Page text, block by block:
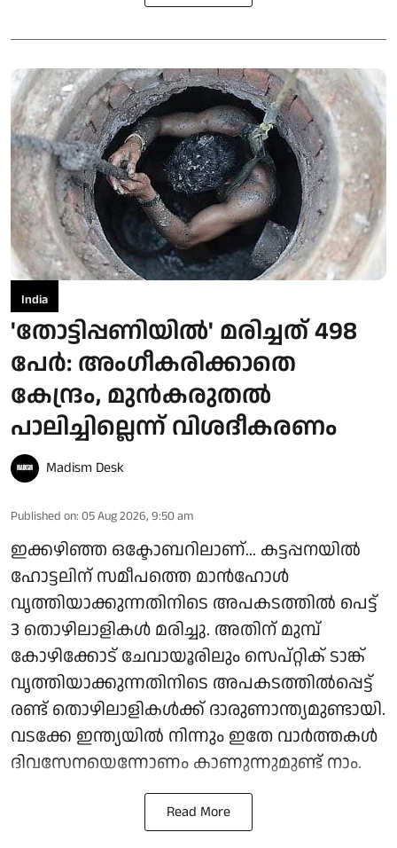
India
'തോട്ടിപ്പണിയിൽ' മരിച്ചത് 498
പേർ: അംഗീകരിക്കാതെ
കേന്ദ്രം, മുൻകരുതൽ
പാലിച്ചില്ലെന്ന് വിശദീകരണം
Madism Desk
Published on: 05 Aug 2026, 9:50 am
ഇക്കഴിഞ്ഞ ഒക്ടോബറിലാണ്... കട്ടപ്പനയിൽ
ഹോട്ടലിന് സമീപത്തെ മാൻഹോൾ
വൃത്തിയാക്കുന്നതിനിടെ അപകടത്തിൽ പെട്ട്
3 തൊഴിലാളികൾ മരിച്ചു. അതിന് മുമ്പ്
കോഴിക്കോട് ചേവായൂരിലും സെപ്റ്റിക് ടാങ്ക്
വൃത്തിയാക്കുന്നതിനിടെ അപകടത്തിൽപ്പെട്ട്
രണ്ട് തൊഴിലാളികൾക്ക് ദാരുണാന്ത്യമുണ്ടായി.
വടക്കേ ഇന്ത്യയിൽ നിന്നും ഇതേ വാർത്തകൾ
ദിവസേനയെന്നോണം കാണുന്നുമുണ്ട് നാം.
Read More